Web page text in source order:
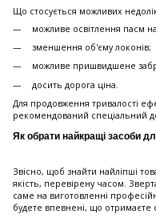
Що стосується можливих
можливе освітлення пасм
зменшення об'єму локонів;
можливе пришвидшене
досить дорога ціна.
Для продовження тривалості
рекомендований спеціальний
Як обрати найкращі засоби
Звісно, щоб знайти найліпші
якість, перевірену часом.
саме на виготовленні
будете впевнені, що